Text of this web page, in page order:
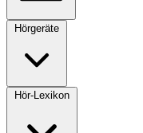
Hörgeräte
Hör-Lexikon